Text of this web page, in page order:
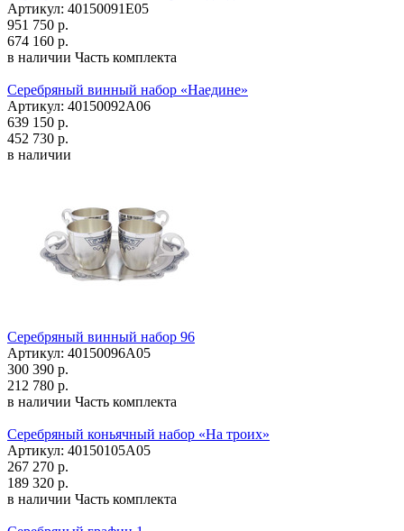
Артикул: 40150091Е05
951 750 р.
674 160 р.
в наличии Часть комплекта
Серебряный винный набор «Наедине»
Артикул: 40150092А06
639 150 р.
452 730 р.
в наличии
Серебряный винный набор 96
Артикул: 40150096А05
300 390 р.
212 780 р.
в наличии Часть комплекта
Серебряный коньячный набор «На троих»
Артикул: 40150105А05
267 270 р.
189 320 р.
в наличии Часть комплекта